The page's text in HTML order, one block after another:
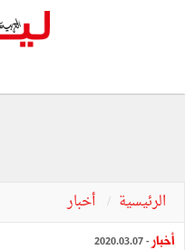
الرئيسية أخبار
أخبار - 2020.03.07